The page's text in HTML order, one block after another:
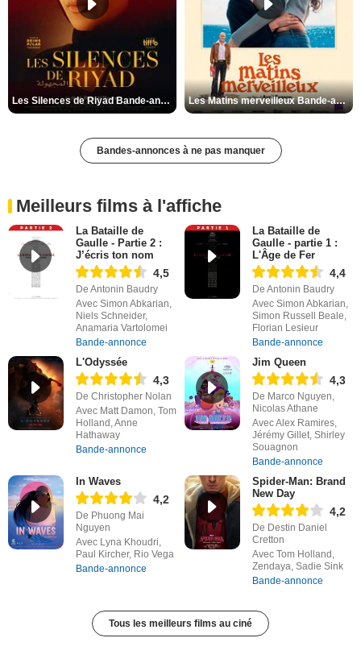
Les Silences de Riyad Bande-annonce VO STFR Les Matins merveilleux Bande-annonce VF
Bandes-annonces à ne pas manquer
Meilleurs films à l'affiche
La Bataille de
Gaulle - Partie 2 :
J’écris ton nom
4,5
De Antonin Baudry
Avec Simon Abkarian,
Niels Schneider,
Anamaria Vartolomei
Bande-annonce
La Bataille de
Gaulle - partie 1 :
L'Âge de Fer
4,4
De Antonin Baudry
Avec Simon Abkarian,
Simon Russell Beale,
Florian Lesieur
Bande-annonce
L'Odyssée
4,3
De Christopher Nolan
Avec Matt Damon, Tom
Holland, Anne
Hathaway
Bande-annonce
Jim Queen
4,3
De Marco Nguyen,
Nicolas Athane
Avec Alex Ramires,
Jérémy Gillet, Shirley
Souagnon
Bande-annonce
In Waves
4,2
De Phuong Mai
Nguyen
Avec Lyna Khoudri,
Paul Kircher, Rio Vega
Bande-annonce
Spider-Man: Brand
New Day
4,2
De Destin Daniel
Cretton
Avec Tom Holland,
Zendaya, Sadie Sink
Bande-annonce
Tous les meilleurs films au ciné